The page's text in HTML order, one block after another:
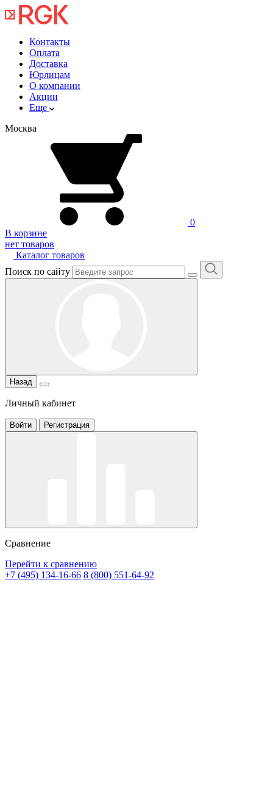
Контакты
Оплата
Доставка
Юрлицам
О компании
Акции
Еще
Москва
0
В корзине
нет товаров
Каталог товаров
Поиск по сайту
Назад
Личный кабинет
Войти Регистрация
Сравнение
Перейти к сравнению
+7 (495) 134-16-66 8 (800) 551-64-92